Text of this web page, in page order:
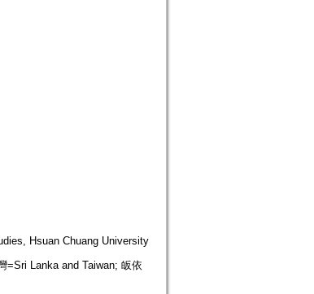
Hsuan Chuang University
=Sri Lanka and Taiwan; 皈依